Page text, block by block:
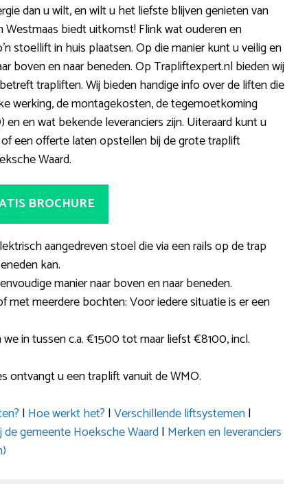
dan u wilt, en wilt u het liefste blijven genieten van
Westmaas biedt uitkomst! Flink wat ouderen en
stoellift in huis plaatsen. Op die manier kunt u veilig en
boven en naar beneden. Op Trapliftexpert.nl bieden wij
trapliften. Wij bieden handige info over de liften die
werking, de montagekosten, de tegemoetkoming
en wat bekende leveranciers zijn. Uiteraard kunt u
een offerte laten opstellen bij de grote traplift
Waard.
BROCHURE
aangedreven stoel die via een rails op de trap
kan.
manier naar boven en naar beneden.
met meerdere bochten: Voor iedere situatie is er een
in tussen c.a. €1500 tot maar liefst €8100, incl.
ontvangt u een traplift vanuit de WMO.
| Hoe werkt het? |Verschillende liftsystemen|
gemeente Hoeksche Waard| Merken en leveranciers